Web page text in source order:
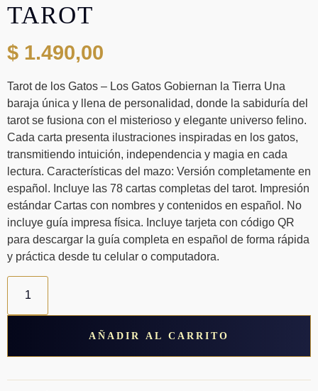
TAROT
$ 1.490,00
Tarot de los Gatos – Los Gatos Gobiernan la Tierra Una
baraja única y llena de personalidad, donde la sabiduría del
tarot se fusiona con el misterioso y elegante universo felino.
Cada carta presenta ilustraciones inspiradas en los gatos,
transmitiendo intuición, independencia y magia en cada
lectura. Características del mazo: Versión completamente en
español. Incluye las 78 cartas completas del tarot. Impresión
estándar Cartas con nombres y contenidos en español. No
incluye guía impresa física. Incluye tarjeta con código QR
para descargar la guía completa en español de forma rápida
y práctica desde tu celular o computadora.
Tarot
Gobiernan
cantidad
AÑADIR AL CARRITO